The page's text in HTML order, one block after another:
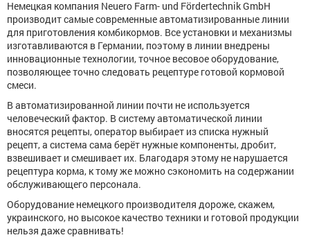
Немецкая компания Neuero Farm- und Fördertechnik GmbH
производит самые современные автоматизированные линии
для приготовления комбикормов. Все установки и механизмы
изготавливаются в Германии, поэтому в линии внедрены
инновационные технологии, точное весовое оборудование,
позволяющее точно следовать рецептуре готовой кормовой
смеси.
В автоматизированной линии почти не используется
человеческий фактор. В систему автоматической линии
вносятся рецепты, оператор выбирает из списка нужный
рецепт, а система сама берёт нужные компоненты, дробит,
взвешивает и смешивает их. Благодаря этому не нарушается
рецептура корма, к тому же можно сэкономить на содержании
обслуживающего персонала.
Оборудование немецкого производителя дороже, скажем,
украинского, но высокое качество техники и готовой продукции
нельзя даже сравнивать!